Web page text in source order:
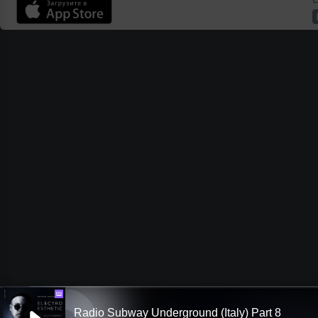
Ш
Radio Subway Underground (Italy) Part 8